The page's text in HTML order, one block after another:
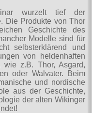
wurzelt tief der
Die Produkte von Thor
Geschichte des
Modelle sind für
selbsterklärend und
von heldenhaften
wie z.B. Thor, Asgard,
oder Walvater. Beim
und nordische
aus der Geschichte,
der alten Wikinger